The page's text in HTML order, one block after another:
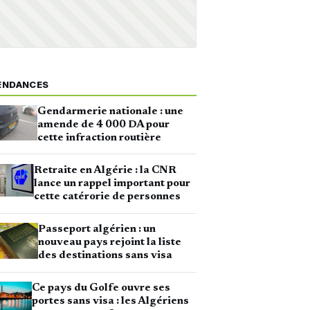
Gendarmerie nationale : une
amende de 4 000 DA pour
cette infraction routière
Retraite en Algérie : la CNR
lance un rappel important pour
cette catérorie de personnes
Passeport algérien : un
nouveau pays rejoint la liste
des destinations sans visa
Ce pays du Golfe ouvre ses
portes sans visa : les Algériens